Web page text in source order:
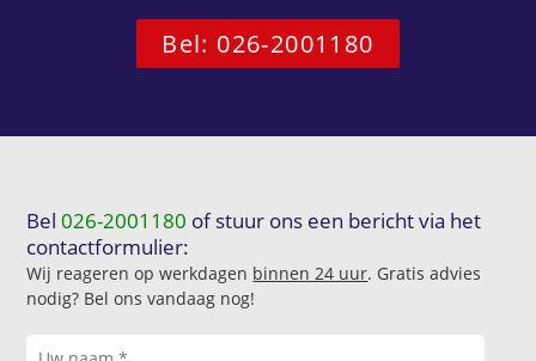
Bel: 026-2001180
Bel026-2001180 of stuur ons een bericht via het
contactformulier:
Wij reageren op werkdagen binnen 24 uur. Gratis advies
nodig? Bel ons vandaag nog!